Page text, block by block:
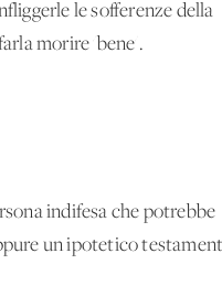
le sofferenze della
morire 'bene'.
indifesa che potrebbe
un ipotetico